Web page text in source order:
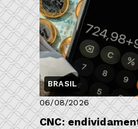
BRASIL
06/08/2026
CNC: